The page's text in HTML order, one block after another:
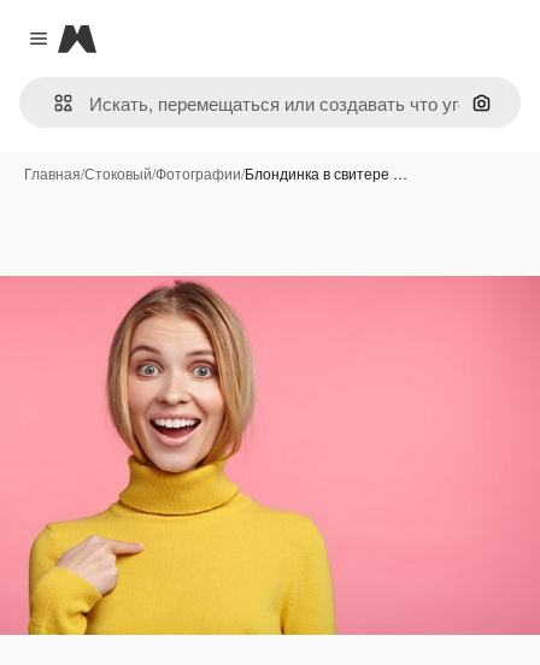
Close menu
Magnific
Поиск
Главная/Стоковый/Фотографии/Блондинка в свитере …